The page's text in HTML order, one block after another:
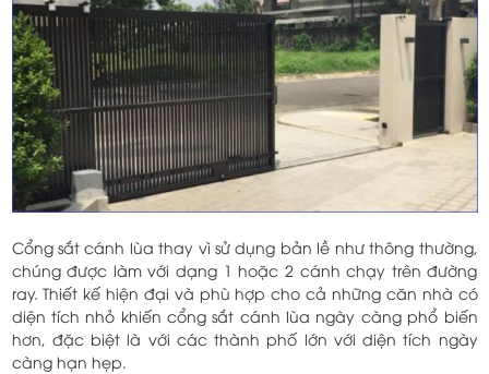
Cổng sắt cánh lùa thay vì sử dụng bản lề như thông thường,
chúng được làm với dạng 1 hoặc 2 cánh chạy trên đường
ray. Thiết kế hiện đại và phù hợp cho cả những căn nhà có
diện tích nhỏ khiến cổng sắt cánh lùa ngày càng phổ biến
hơn, đặc biệt là với các thành phố lớn với diện tích ngày
càng hạn hẹp.